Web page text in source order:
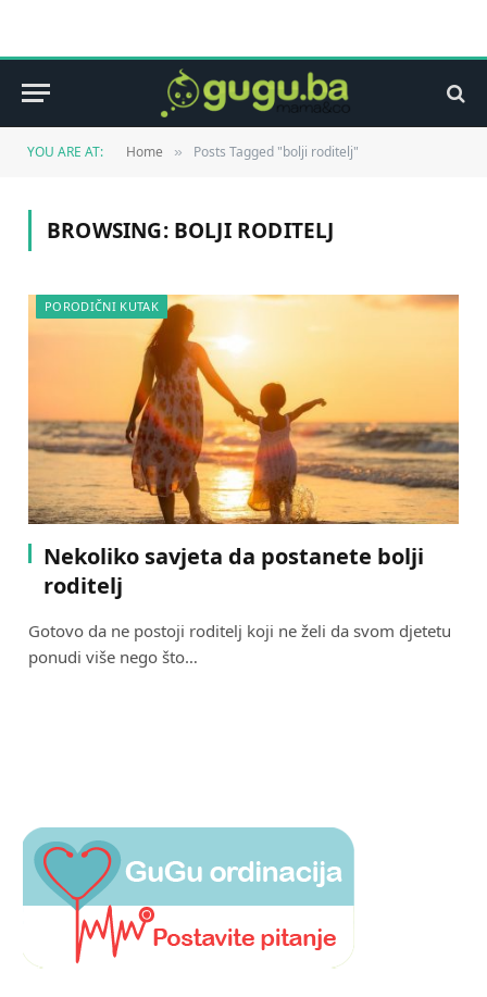
YOU ARE AT: Home » Posts Tagged "bolji roditelj"
BROWSING: BOLJI RODITELJ
PORODIČNI KUTAK
Nekoliko savjeta da postanete bolji
roditelj
Gotovo da ne postoji roditelj koji ne želi da svom djetetu
ponudi više nego što…